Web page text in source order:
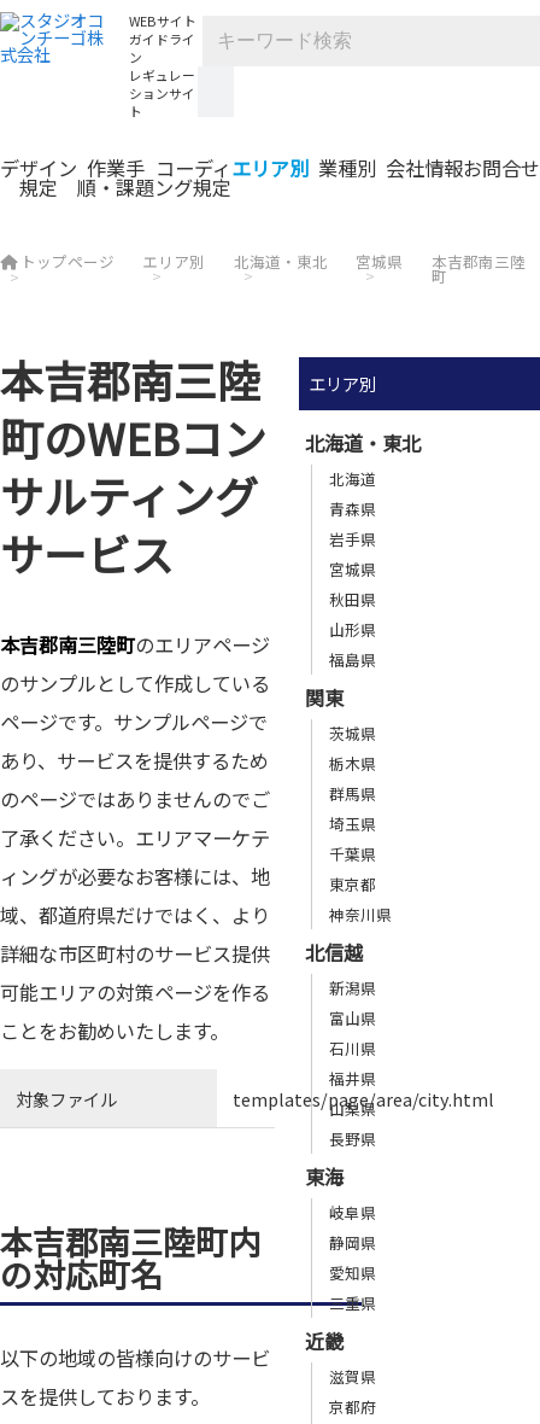
WEBサイト
ガイドライ
ン
レギュレー
ションサイ
ト
デザイン
規定
作業手
順・課題
コーディ
ング規定
エリア別 業種別 会社情報お問合せ
トップページ エリア別 北海道・東北 宮城県 本吉郡南三陸
町
本吉郡南三陸
町のWEBコン
サルティング
サービス
本吉郡南三陸町のエリアページ
のサンプルとして作成している
ページです。サンプルページで
あり、サービスを提供するため
のページではありませんのでご
了承ください。エリアマーケテ
ィングが必要なお客様には、地
域、都道府県だけではく、より
詳細な市区町村のサービス提供
可能エリアの対策ページを作る
ことをお勧めいたします。
対象ファイル templates/page/area/city.html
本吉郡南三陸町内
の対応町名
以下の地域の皆様向けのサービ
スを提供しております。
エリア別
北海道・東北
北海道
青森県
岩手県
宮城県
秋田県
山形県
福島県
関東
茨城県
栃木県
群馬県
埼玉県
千葉県
東京都
神奈川県
北信越
新潟県
富山県
石川県
福井県
山梨県
長野県
東海
岐阜県
静岡県
愛知県
三重県
近畿
滋賀県
京都府